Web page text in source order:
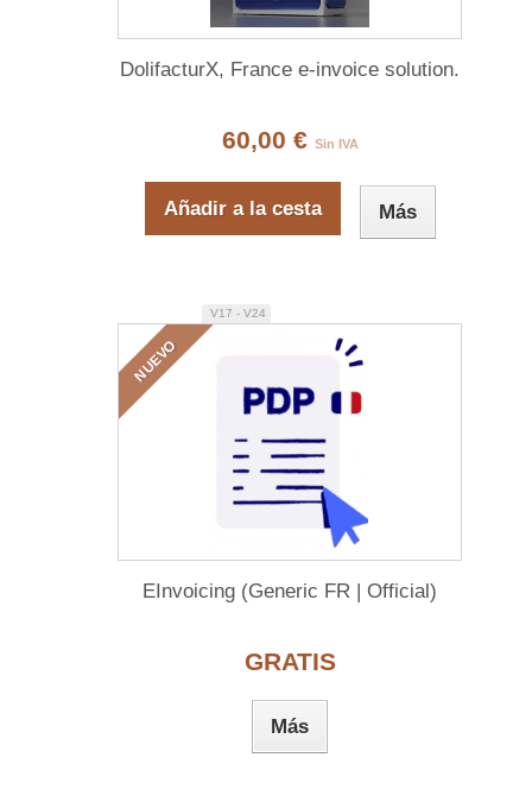
DolifacturX, France e-invoice solution.
60,00 € Sin IVA
Añadir a la cesta Más
NUEVO
V17 - V24
EInvoicing (Generic FR | Official)
GRATIS
Más